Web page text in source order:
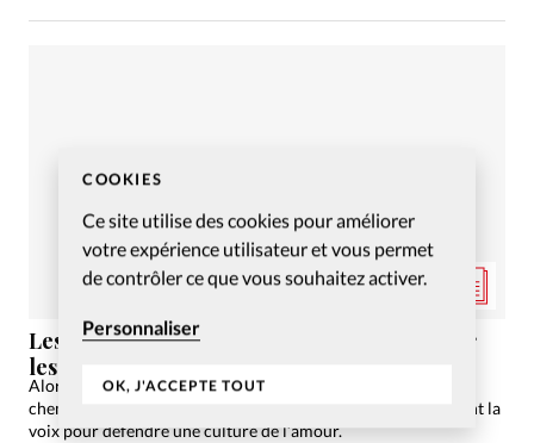
COOKIES
Ce site utilise des cookies pour améliorer
votre expérience utilisateur et vous permet
de contrôler ce que vous souhaitez activer.
Personnaliser
OK, J'ACCEPTE TOUT
Les soins palliatifs: chemin d’espérance pour
les chrétiens
Alors que la légalisation de l’euthanasie en France fait son
chemin au Parlement et dans les médias, des chrétiens élèvent la
voix pour défendre une culture de l’amour.